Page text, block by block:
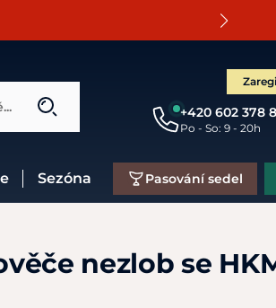
+420 602 378
Po - So: 9 - 20h
Sezóna Pasování sedel
nezlob se